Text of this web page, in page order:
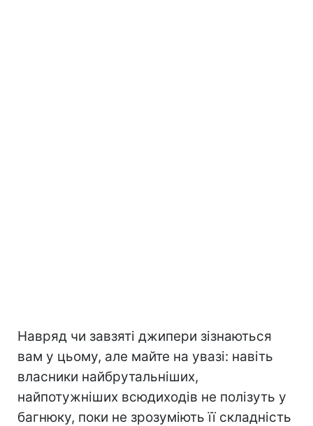
Навряд чи завзяті джипери зізнаються
вам у цьому, але майте на увазі: навіть
власники найбрутальніших,
найпотужніших всюдиходів не полізуть у
багнюку, поки не зрозуміють її складність